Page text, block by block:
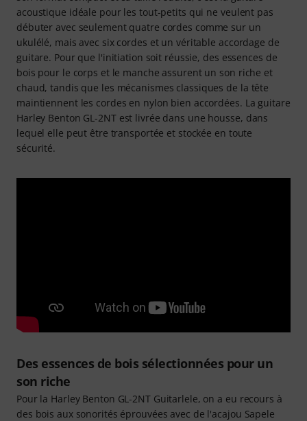
acoustique idéale pour les tout-petits qui ne veulent pas
débuter avec seulement quatre cordes comme sur un
ukulélé, mais avec six cordes et un véritable accordage de
guitare. Pour que l'initiation soit réussie, des essences de
bois pour le corps et le manche assurent un son riche et
chaud, tandis que les mécanismes classiques de la tête
maintiennent les cordes en nylon bien accordées. La guitare
Harley Benton GL-2NT est livrée dans une housse, dans
lequel elle peut être transportée et stockée en toute
sécurité.
Des essences de bois sélectionnées pour un
son riche
Pour la Harley Benton GL-2NT Guitarlele, on a eu recours à
des bois aux sonorités éprouvées avec de l'acajou Sapele